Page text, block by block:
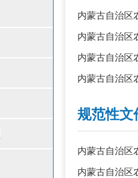
内蒙古自治区
内蒙古自治区
内蒙古自治区
内蒙古自治区
规范性文
内蒙古自治区
内蒙古自治区